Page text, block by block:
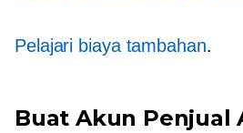
Pelajari biaya tambahan.
Buat Akun Penjual